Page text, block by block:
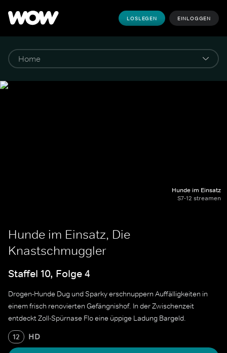
LOSLEGEN EINLOGGEN
Hunde im Einsatz
S7-12 streamen
Hunde im Einsatz, Die
Knastschmuggler
Staffel 10, Folge 4
Drogen-Hunde Dug und Sparky erschnuppern Auffälligkeiten in
einem frisch renovierten Gefängnishof. In der Zwischenzeit
entdeckt Zoll-Spürnase Flo eine üppige Ladung Bargeld.
12 HD